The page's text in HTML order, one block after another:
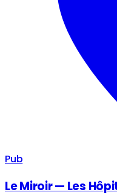
Pub
Le Miroir — Les